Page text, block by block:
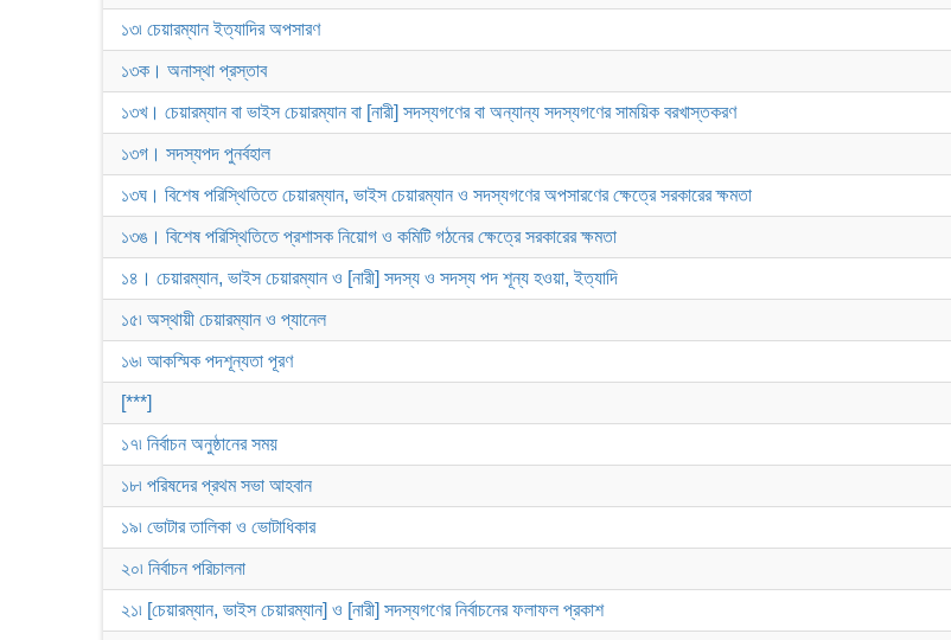
১৩৷ চেয়ারম্যান ইত্যাদির অপসারণ
১৩ক। অনাস্থা প্রস্তাব
১৩খ। চেয়ারম্যান বা ভাইস চেয়ারম্যান বা [নারী] সদস্যগণের বা অন্যান্য সদস্যগণের সাময়িক বরখাস্তকরণ
১৩গ। সদস্যপদ পুনর্বহাল
১৩ঘ। বিশেষ পরিস্থিতিতে চেয়ারম্যান, ভাইস চেয়ারম্যান ও সদস্যগণের অপসারণের ক্ষেত্রে সরকারের ক্ষমতা
১৩ঙ। বিশেষ পরিস্থিতিতে প্রশাসক নিয়োগ ও কমিটি গঠনের ক্ষেত্রে সরকারের ক্ষমতা
১৪। চেয়ারম্যান, ভাইস চেয়ারম্যান ও [নারী] সদস্য ও সদস্য পদ শূন্য হওয়া, ইত্যাদি
১৫৷ অস্থায়ী চেয়ারম্যান ও প্যানেল
১৬৷ আকস্মিক পদশূন্যতা পূরণ
[***]
১৭৷ নির্বাচন অনুষ্ঠানের সময়
১৮৷ পরিষদের প্রথম সভা আহবান
১৯৷ ভোটার তালিকা ও ভোটাধিকার
২০৷ নির্বাচন পরিচালনা
২১৷ [চেয়ারম্যান, ভাইস চেয়ারম্যান] ও [নারী] সদস্যগণের নির্বাচনের ফলাফল প্রকাশ